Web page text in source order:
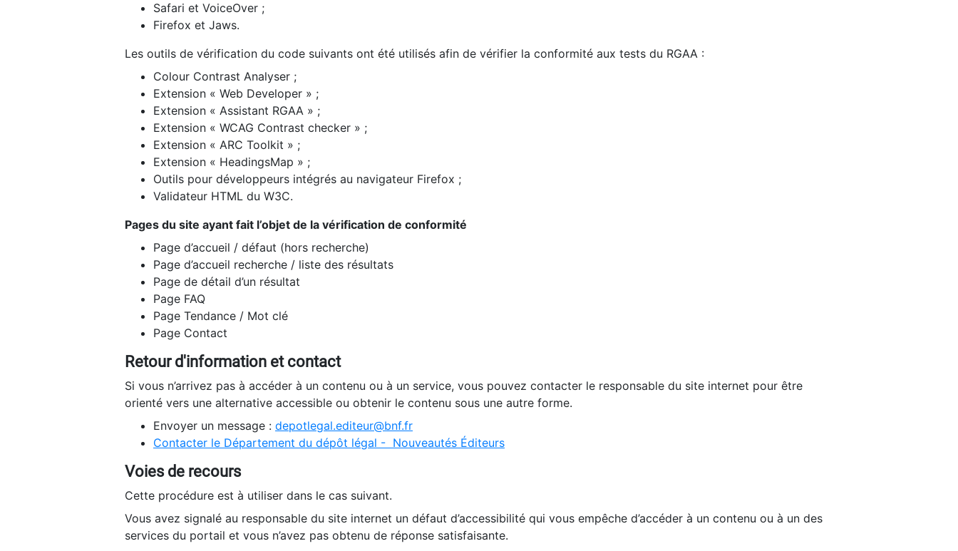
Safari et VoiceOver ;
Firefox et Jaws.
Les outils de vérification du code suivants ont été utilisés afin de vérifier la conformité aux tests du RGAA :
Colour Contrast Analyser ;
Extension « Web Developer » ;
Extension « Assistant RGAA » ;
Extension « WCAG Contrast checker » ;
Extension « ARC Toolkit » ;
Extension « HeadingsMap » ;
Outils pour développeurs intégrés au navigateur Firefox ;
Validateur HTML du W3C.
Pages du site ayant fait l’objet de la vérification de conformité
Page d’accueil / défaut (hors recherche)
Page d’accueil recherche / liste des résultats
Page de détail d’un résultat
Page FAQ
Page Tendance / Mot clé
Page Contact
Retour d'information et contact
Si vous n’arrivez pas à accéder à un contenu ou à un service, vous pouvez contacter le responsable du site internet pour être
orienté vers une alternative accessible ou obtenir le contenu sous une autre forme.
Envoyer un message : depotlegal.editeur@bnf.fr
Contacter le Département du dépôt légal - Nouveautés Éditeurs
Voies de recours
Cette procédure est à utiliser dans le cas suivant.
Vous avez signalé au responsable du site internet un défaut d’accessibilité qui vous empêche d’accéder à un contenu ou à un des
services du portail et vous n’avez pas obtenu de réponse satisfaisante.